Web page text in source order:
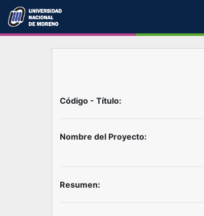
Código - Título:
Nombre del Proyecto:
Resumen: